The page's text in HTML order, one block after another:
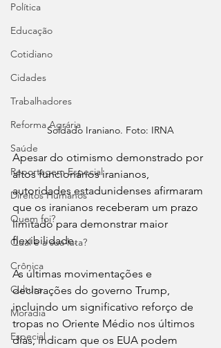
Política
Educação
Cotidiano
Cidades
Trabalhadores
Reforma Agrária
Saúde
Reportagem Especial
Direitos Humanos
Quem foi?
Qual é a sua luta?
Crônica
Cultura
Moradia
Especial
Soldado Iraniano. Foto: IRNA
Apesar do otimismo demonstrado por
altos funcionários iranianos,
autoridades estadunidenses afirmaram
que os iranianos receberam um prazo
limitado para demonstrar maior
flexibilidade.
As últimas movimentações e
declarações do governo Trump,
incluindo um significativo reforço de
tropas no Oriente Médio nos últimos
dias, indicam que os EUA podem